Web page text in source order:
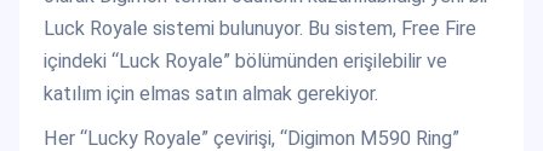
Luck Royale sistemi bulunuyor. Bu sistem, Free Fire
içindeki “Luck Royale” bölümünden erişilebilir ve
katılım için elmas satın almak gerekiyor.
Her “Lucky Royale” çevirişi, “Digimon M590 Ring”